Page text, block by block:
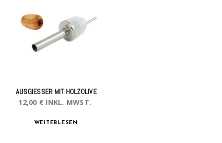
AUSGIESSER MIT HOLZOLIVE
12,00 € INKL. MWST.
WEITERLESEN